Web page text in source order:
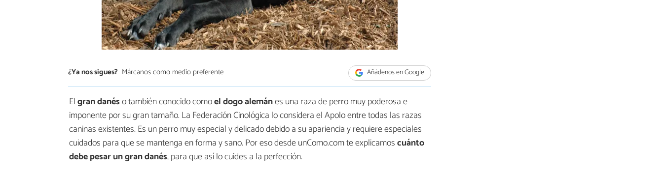
¿Ya nos sigues? Márcanos como medio preferente Añádenos en Google
Elgran danéso también conocido comoel dogo alemánes una raza de perro muy poderosa e
imponente por su gran tamaño. La Federación Cinológica lo considera el Apolo entre todas las razas
caninas existentes. Es un perro muy especial y delicado debido a su apariencia y requiere especiales
cuidados para que se mantenga en forma y sano. Por eso desde unComo.com te explicamoscuánto
debe pesar un gran danés, para que así lo cuides a la perfección.